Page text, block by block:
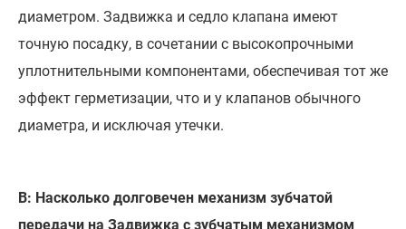
диаметром. Задвижка и седло клапана имеют
точную посадку, в сочетании с высокопрочными
уплотнительными компонентами, обеспечивая тот же
эффект герметизации, что и у клапанов обычного
диаметра, и исключая утечки.
В: Насколько долговечен механизм зубчатой
передачи на Задвижка с зубчатым механизмом